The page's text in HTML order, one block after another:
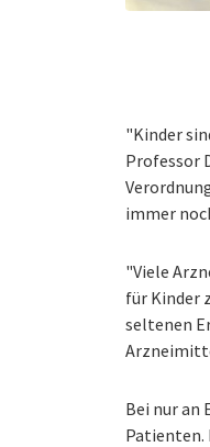
"Kinder
Professor
immer
"Viele
für Kinder
seltenen
Bei nur an
Patienten.